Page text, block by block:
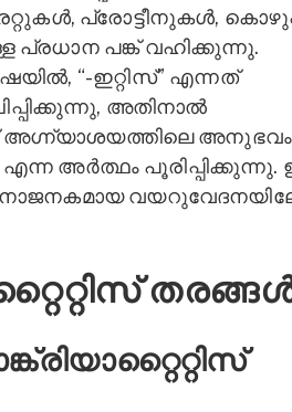
പ്രോട്ടീനുകൾ,
പ്രധാന പങ്ക് വഹിക്കുന്നു.
“-ഇറ്റിസ്” എന്നത്
അതിനാൽ
അഗ്ന്യാശയത്തിലെ അനുഭവം
എന്ന അർത്ഥം പൂരിപ്പിക്കുന്നു.